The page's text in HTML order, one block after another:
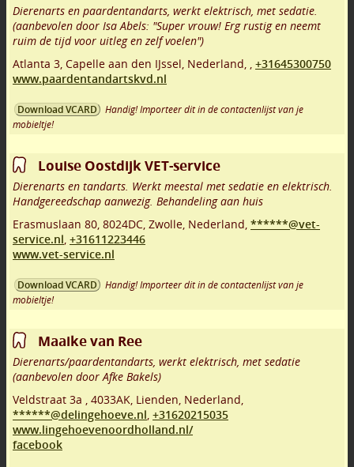
Dierenarts en paardentandarts, werkt elektrisch, met sedatie.
(aanbevolen door Isa Abels: "Super vrouw! Erg rustig en neemt
ruim de tijd voor uitleg en zelf voelen")
Atlanta 3 Capelle aan den IJssel Nederland,
+31645300750
www.paardentandartskvd.nl
Download VCARD
Handig! Importeer dit in de contactenlijst van je
mobieltje!
Louise Oostdijk VET-service
Dierenarts en tandarts. Werkt meestal met sedatie en elektrisch.
Handgereedschap aanwezig. Behandeling aan huis
Erasmuslaan 80 8024DC Zwolle Nederland, ******@vet-
service.nl +31611223446
www.vet-service.nl
Download VCARD
Handig! Importeer dit in de contactenlijst van je
mobieltje!
Maaike van Ree
Dierenarts/paardentandarts, werkt elektrisch, met sedatie
(aanbevolen door Afke Bakels)
Veldstraat 3a
4033AK Lienden Nederland,
******@delingehoeve.nl +31620215035
www.lingehoevenoordholland.nl/
facebook